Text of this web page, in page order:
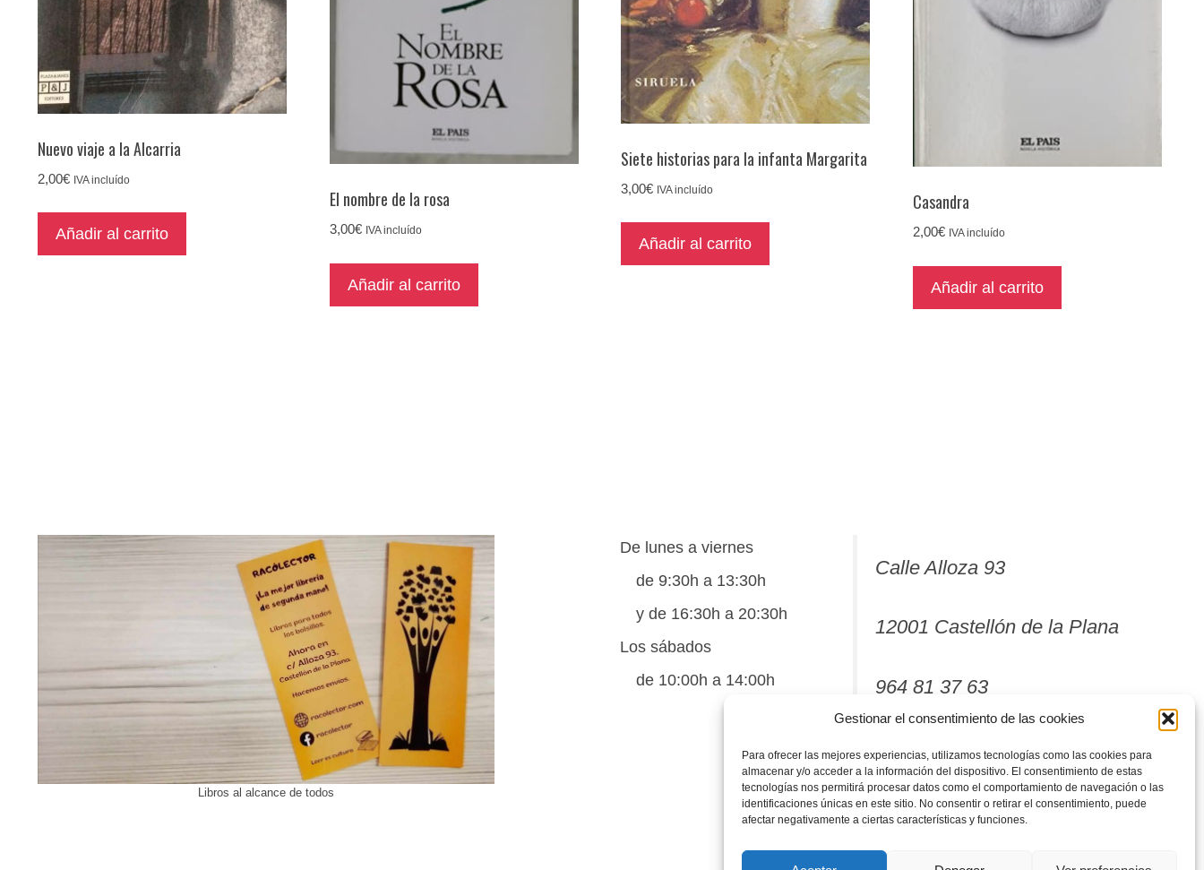
Gestionar el consentimiento de las cookies
Para ofrecer las mejores experiencias, utilizamos tecnologías como las cookies para
almacenar y/o acceder a la información del dispositivo. El consentimiento de estas
tecnologías nos permitirá procesar datos como el comportamiento de navegación o las
identificaciones únicas en este sitio. No consentir o retirar el consentimiento, puede
afectar negativamente a ciertas características y funciones.
Nuevo viaje a la Alcarria
2,00€ IVA incluído
Añadir al carrito
El nombre de la rosa
3,00€ IVA incluído
Añadir al carrito
Siete historias para la infanta Margarita
3,00€ IVA incluído
Añadir al carrito
Casandra
2,00€ IVA incluído
Añadir al carrito
Libros al alcance de todos
De lunes a viernes
de 9:30h a 13:30h
y de 16:30h a 20:30h
Los sábados
de 10:00h a 14:00h
Calle Alloza 93
12001 Castellón de la Plana
964 81 37 63